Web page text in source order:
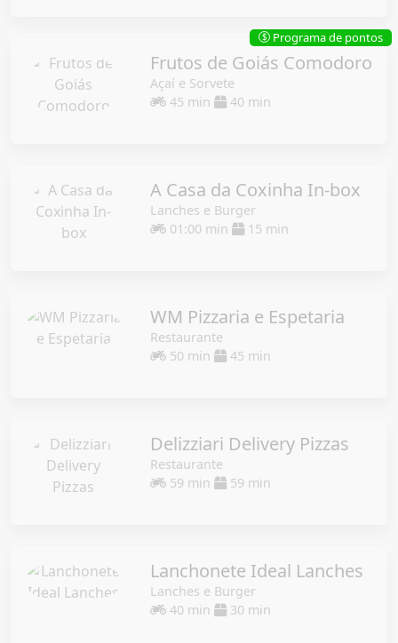
Frutos de Goiás Comodoro
Açaí e Sorvete
45 min
40 min
$ Programa de pontos
A Casa da Coxinha In-box
Lanches e Burger
01:00 min
15 min
WM Pizzaria e Espetaria
Restaurante
50 min
45 min
Delizziari Delivery Pizzas
Restaurante
59 min
59 min
Lanchonete Ideal Lanches
Lanches e Burger
40 min
30 min